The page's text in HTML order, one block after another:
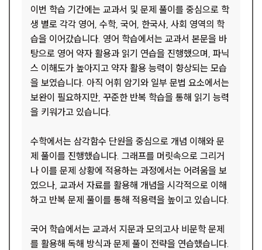
이번 학습 기간에는 교과서 및 문제 풀이를 중심으로 학
생 별로 각각 영어, 수학, 국어, 한국사, 사회 영역의 학
습을 이어갔습니다. 영어 학습에서는 교과서 본문을 바
탕으로 영어 약자 활용과 읽기 연습을 진행했으며, 파닉
스 이해도가 높아지고 약자 활용 능력이 향상되는 모습
을 보였습니다. 아직 어휘 암기와 일부 문법 요소에서는
보완이 필요하지만, 꾸준한 반복 학습을 통해 읽기 능력
을 키워가고 있습니다.
수학에서는 삼각함수 단원을 중심으로 개념 이해와 문
제 풀이를 진행했습니다. 그래프를 머릿속으로 그리거
나 이를 문제 상황에 적용하는 과정에서는 어려움을 보
였으나, 교과서 자료를 활용해 개념을 시각적으로 이해
하고 반복 문제 풀이를 통해 적용력을 높이고 있습니다.
국어 학습에서는 교과서 지문과 모의고사 비문학 문제
를 활용해 독해 방식과 문제 풀이 전략을 연습했습니다.